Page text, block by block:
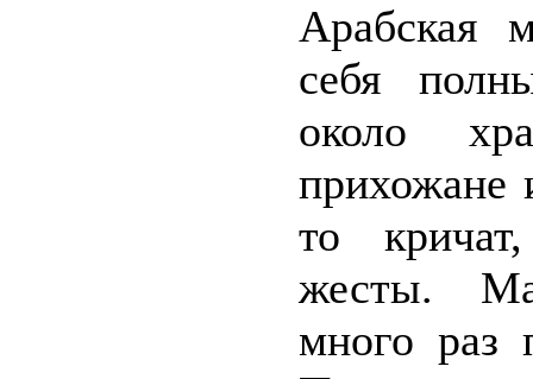
Арабская
себя
около
прихожане
то
жесты.
много раз